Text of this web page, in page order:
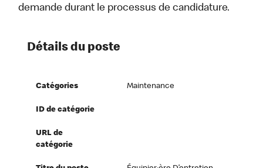
demande durant le processus de candidature.
Détails du poste
Catégories Maintenance
ID de catégorie
URL de
catégorie